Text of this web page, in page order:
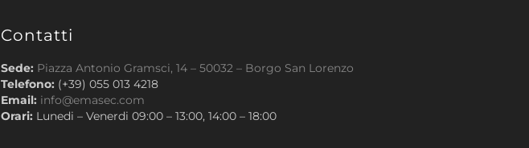
Contatti
Sede: Piazza Antonio Gramsci, 14 – 50032 – Borgo San Lorenzo
Telefono: (+39) 055 013 4218
Email: info@emasec.com
Orari: Lunedi – Venerdi 09:00 – 13:00, 14:00 – 18:00